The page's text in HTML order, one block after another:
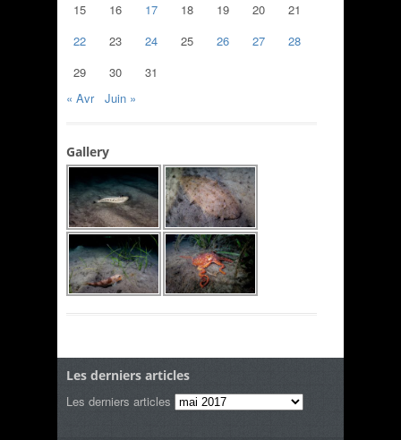
15
16 17 18 19 20
21
22
23 24 25 26 27
28
29
30
31
« Avr
Juin »
Gallery
Les derniers articles
Les derniers articles